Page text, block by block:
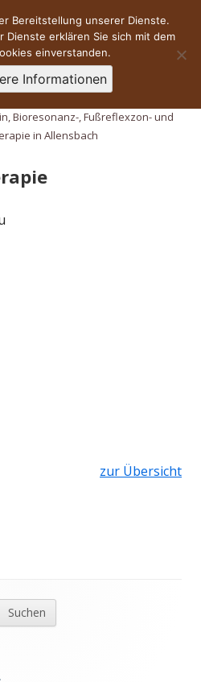
Bodanrück
Assfahl
Bioresonanz-, Fußreflexzon- und
in Allensbach
Menü
zur Übersicht
Bereitstellung unserer Dienste.
Dienste erklären Sie sich mit dem
einverstanden.
Informationen